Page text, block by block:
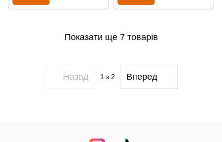
Показати ще 7 товарів
Назад 1з 2 Вперед